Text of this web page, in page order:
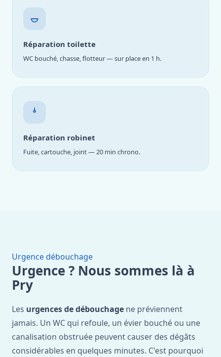
Réparation toilette
WC bouché, chasse, flotteur — sur place en 1 h.
Réparation robinet
Fuite, cartouche, joint — 20 min chrono.
Urgence débouchage
Urgence ? Nous sommes là à
Pry
Les urgences de débouchage ne préviennent
jamais. Un WC qui refoule, un évier bouché ou une
canalisation obstruée peuvent causer des dégâts
considérables en quelques minutes. C'est pourquoi